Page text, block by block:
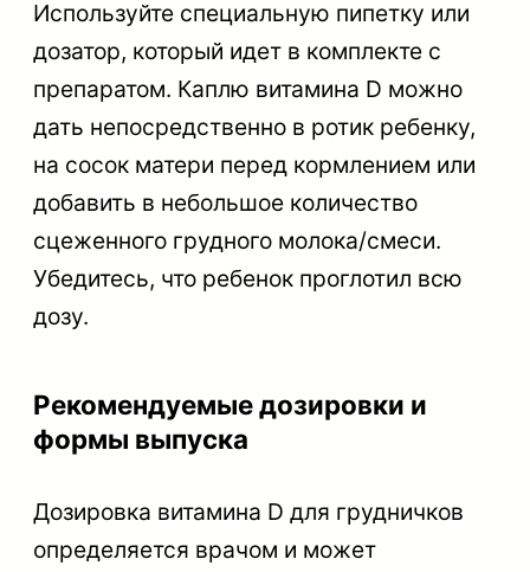
Используйте специальную пипетку или
дозатор, который идет в комплекте с
препаратом. Каплю витамина D можно
дать непосредственно в ротик ребенку,
на сосок матери перед кормлением или
добавить в небольшое количество
сцеженного грудного молока/смеси.
Убедитесь, что ребенок проглотил всю
дозу.
Рекомендуемые дозировки и
формы выпуска
Дозировка витамина D для грудничков
определяется врачом и может